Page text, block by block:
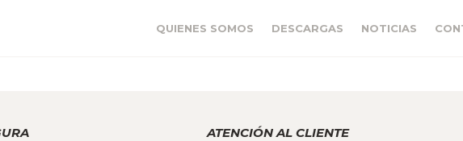
QUIENES SOMOS DESCARGAS NOTICIAS
ATENCIÓN AL CLIENTE